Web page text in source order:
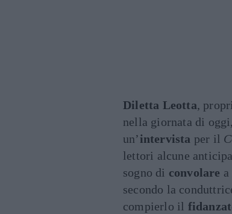
Diletta Leotta,
nella giornata di
un’intervista per il
lettori alcune
sogno di convolare a
secondo la
compierlo il